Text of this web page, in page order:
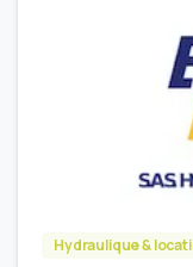
Hydraulique &